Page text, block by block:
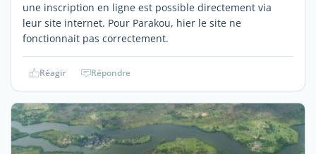
une inscription en ligne est possible directement via
leur site internet. Pour Parakou, hier le site ne
fonctionnait pas correctement.
Réagir Répondre